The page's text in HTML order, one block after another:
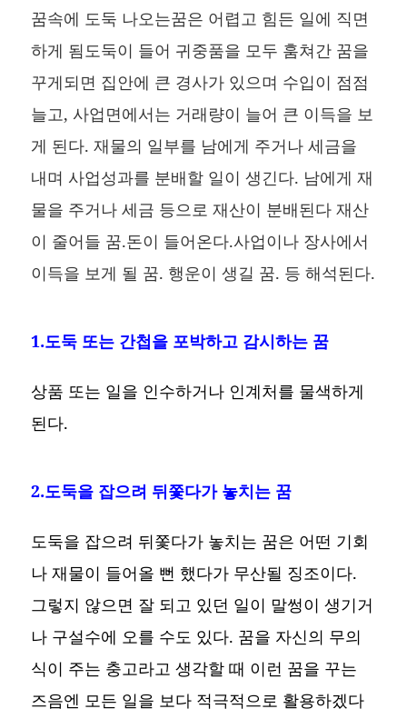
꿈속에 도둑 나오는꿈은 어렵고 힘든 일에 직면
하게 됨도둑이 들어 귀중품을 모두 훔쳐간 꿈을
꾸게되면 집안에 큰 경사가 있으며 수입이 점점
늘고, 사업면에서는 거래량이 늘어 큰 이득을 보
게 된다. 재물의 일부를 남에게 주거나 세금을
내며 사업성과를 분배할 일이 생긴다. 남에게 재
물을 주거나 세금 등으로 재산이 분배된다 재산
이 줄어들 꿈.돈이 들어온다.사업이나 장사에서
이득을 보게 될 꿈. 행운이 생길 꿈. 등 해석된다.
1.도둑 또는 간첩을 포박하고 감시하는 꿈
상품 또는 일을 인수하거나 인계처를 물색하게
된다.
2.도둑을 잡으려 뒤쫓다가 놓치는 꿈
도둑을 잡으려 뒤쫓다가 놓치는 꿈은 어떤 기회
나 재물이 들어올 뻔 했다가 무산될 징조이다.
그렇지 않으면 잘 되고 있던 일이 말썽이 생기거
나 구설수에 오를 수도 있다. 꿈을 자신의 무의
식이 주는 충고라고 생각할 때 이런 꿈을 꾸는
즈음엔 모든 일을 보다 적극적으로 활용하겠다